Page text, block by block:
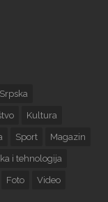
Kultura
Sport Magazin
i tehnologija
Foto Video